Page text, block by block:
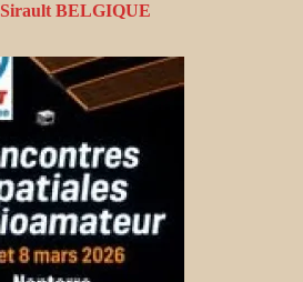
Sirault BELGIQUE